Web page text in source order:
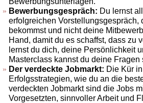
Bewerbungsgespräch: Du lernst
erfolgreichen Vorstellungsgespräch,
bekommst und nicht deine
Hand, damit du es schaffst, dass zu
lernst du dich, deine Persönlichkeit
Masterclass kannst du deine
Der verdeckte Jobmarkt: Die Kür
Erfolgsstrategien, wie du an die
verdeckten Jobmarkt sind die Jobs
Vorgesetzten, sinnvoller Arbeit und